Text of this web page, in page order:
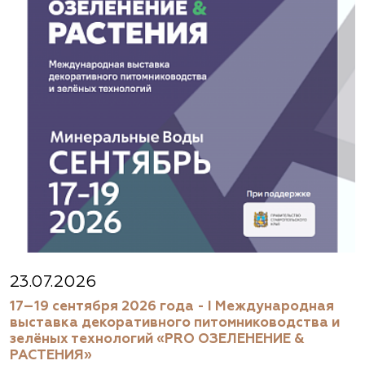
(929) 992-7100
Московская область, Каширский р-н, дер.
Барабаново
(929) 992-7100
pitomnik-kashira.ru
Абиес-Ландшафт, питомник и садовый
Московская область, Щёлковский район, дер.
Осеево, ул. Центральная, вл. 1.
23.07.2026
17–19 сентября 2026 года - I Международная
выставка декоративного питомниководства и
зелёных технологий «PRO ОЗЕЛЕНЕНИЕ &
РАСТЕНИЯ»